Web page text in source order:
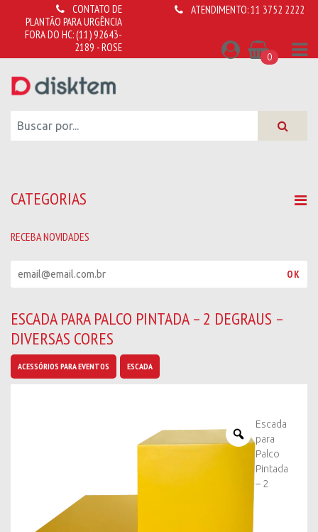
CONTATO DE
PLANTÃO PARA URGÊNCIA
FORA DO HC:(11) 92643-
2189 - ROSE
ATENDIMENTO:11 3752 2222
0
CATEGORIAS
RECEBA NOVIDADES
b
a
n
v
OK
ESCADA PARA PALCO PINTADA – 2 DEGRAUS –
DIVERSAS CORES
ACESSÓRIOS PARA EVENTOS ESCADA
Escada
para
Palco
Pintada
– 2